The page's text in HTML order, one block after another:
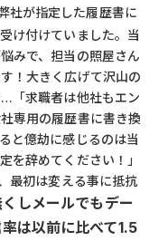
社が指定した履歴書に
け付けていました。当
みで、担当の照屋さん
！大きく広げて沢山の
「求職者は他社もエン
専用の履歴書に書き換
と億劫に感じるのは当
を辞めてください！」
最初は変える事に抵抗
しメールでもデー
は以前に比べて1.5